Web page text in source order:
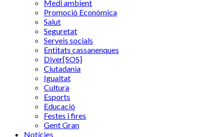
Medi ambient
Promoció Econòmica
Salut
Seguretat
Serveis socials
Entitats cassanenques
Diver[SOS]
Ciutadania
Igualtat
Cultura
Esports
Educació
Festes i fires
Gent Gran
Notícies